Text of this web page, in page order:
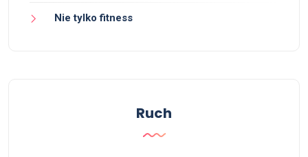
Nie tylko fitness
Ruch